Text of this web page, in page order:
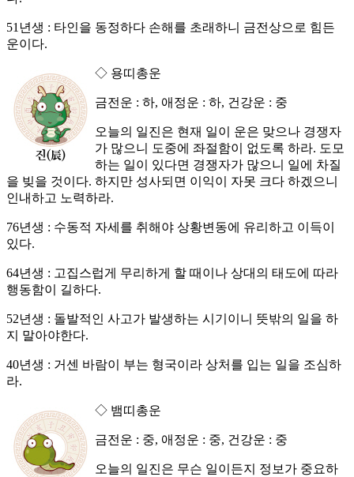
51년생 : 타인을 동정하다 손해를 초래하니 금전상으로 힘든
운이다.
◇ 용띠총운
금전운 : 하, 애정운 : 하, 건강운 : 중
오늘의 일진은 현재 일이 운은 맞으나 경쟁자
가 많으니 도중에 좌절함이 없도록 하라. 도모
하는 일이 있다면 경쟁자가 많으니 일에 차질
을 빚을 것이다. 하지만 성사되면 이익이 자못 크다 하겠으니
인내하고 노력하라.
76년생 : 수동적 자세를 취해야 상황변동에 유리하고 이득이
있다.
64년생 : 고집스럽게 무리하게 할 때이나 상대의 태도에 따라
행동함이 길하다.
52년생 : 돌발적인 사고가 발생하는 시기이니 뜻밖의 일을 하
지 말아야한다.
40년생 : 거센 바람이 부는 형국이라 상처를 입는 일을 조심하
라.
◇ 뱀띠총운
금전운 : 중, 애정운 : 중, 건강운 : 중
오늘의 일진은 무슨 일이든지 정보가 중요하